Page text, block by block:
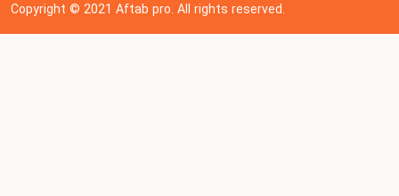
Copyright © 202 1Aftab pro. All rights reserved.